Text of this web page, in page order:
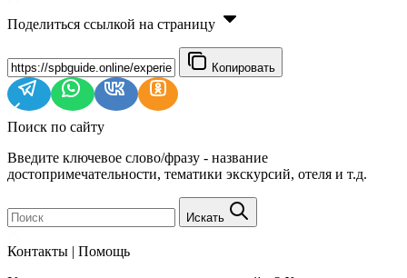
Поделиться ссылкой на страницу
Копировать
Поиск по сайту
Введите ключевое слово/фразу - название
достопримечательности, тематики экскурсий, отеля и т.д.
Искать
Контакты | Помощь